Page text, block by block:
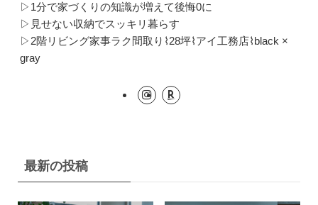
▷1分で家づくりの知識が増えて後悔0に
▷見せない収納でスッキリ暮らす
▷2階リビング家事ラク間取り⌇28坪⌇アイ工務店⌇black ×
gray
最新の投稿